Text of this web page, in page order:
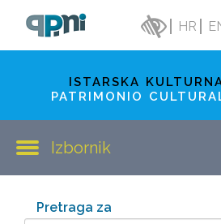
HR
ISTARSKA
PATRIMONIO
Izbornik
Pretraga za